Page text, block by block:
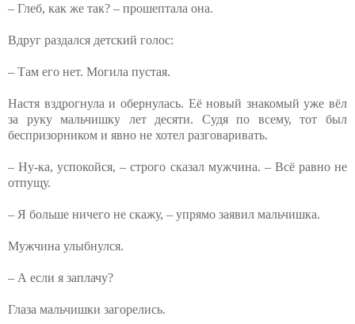
– Глеб, как же так? – прошептала она.
Вдруг раздался детский голос:
– Там его нет. Могила пустая.
Настя вздрогнула и обернулась. Её новый знакомый уже вёл
за руку мальчишку лет десяти. Судя по всему, тот был
беспризорником и явно не хотел разговаривать.
– Ну-ка, успокойся, – строго сказал мужчина. – Всё равно не
отпущу.
– Я больше ничего не скажу, – упрямо заявил мальчишка.
Мужчина улыбнулся.
– А если я заплачу?
Глаза мальчишки загорелись.